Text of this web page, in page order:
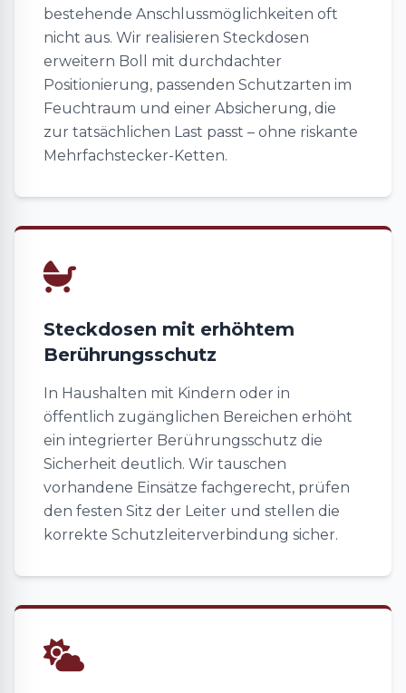
bestehende Anschlussmöglichkeiten oft
nicht aus. Wir realisieren Steckdosen
erweitern Boll mit durchdachter
Positionierung, passenden Schutzarten im
Feuchtraum und einer Absicherung, die
zur tatsächlichen Last passt – ohne riskante
Mehrfachstecker-Ketten.
Steckdosen mit erhöhtem
Berührungsschutz
In Haushalten mit Kindern oder in
öffentlich zugänglichen Bereichen erhöht
ein integrierter Berührungsschutz die
Sicherheit deutlich. Wir tauschen
vorhandene Einsätze fachgerecht, prüfen
den festen Sitz der Leiter und stellen die
korrekte Schutzleiterverbindung sicher.